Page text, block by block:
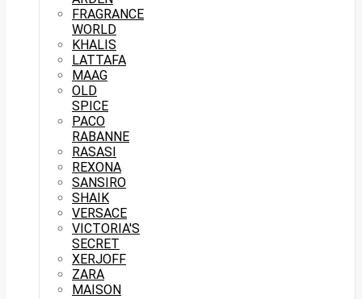
FRAGRANCE
WORLD
KHALIS
LATTAFA
MAAG
OLD
SPICE
PACO
RABANNE
RASASI
REXONA
SANSIRO
SHAIK
VERSACE
VICTORIA'S
SECRET
XERJOFF
ZARA
MAISON